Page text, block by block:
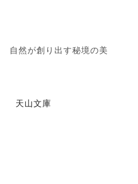
自然が創り出す秘境の美
天山文庫